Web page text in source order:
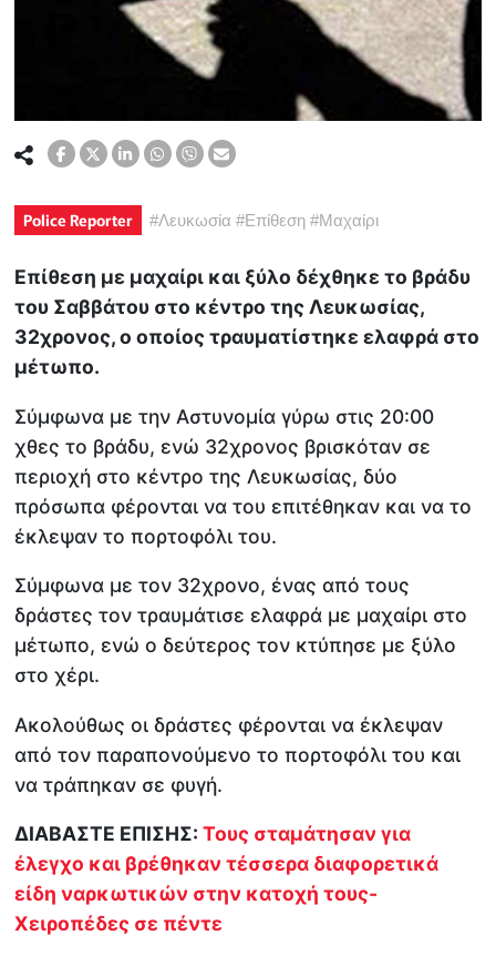
Police Reporter #Λευκωσία #Επίθεση #Μαχαίρι
Επίθεση με μαχαίρι και ξύλο δέχθηκε το βράδυ
του Σαββάτου στο κέντρο της Λευκωσίας,
32χρονος, ο οποίος τραυματίστηκε ελαφρά στο
μέτωπο.
Σύμφωνα με την Αστυνομία γύρω στις 20:00
χθες το βράδυ, ενώ 32χρονος βρισκόταν σε
περιοχή στο κέντρο της Λευκωσίας, δύο
πρόσωπα φέρονται να του επιτέθηκαν και να το
έκλεψαν το πορτοφόλι του.
Σύμφωνα με τον 32χρονο, ένας από τους
δράστες τον τραυμάτισε ελαφρά με μαχαίρι στο
μέτωπο, ενώ ο δεύτερος τον κτύπησε με ξύλο
στο χέρι.
Ακολούθως οι δράστες φέρονται να έκλεψαν
από τον παραπονούμενο το πορτοφόλι του και
να τράπηκαν σε φυγή.
ΔΙΑΒΑΣΤΕ ΕΠΙΣΗΣ:Τους σταμάτησαν για
έλεγχο και βρέθηκαν τέσσερα διαφορετικά
είδη ναρκωτικών στην κατοχή τους-
Χειροπέδες σε πέντε